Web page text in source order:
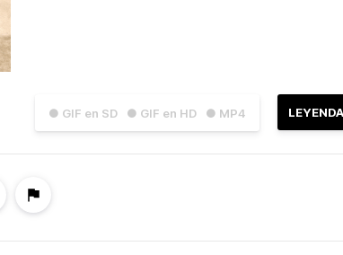
● GIF en SD ● GIF en HD ● MP4 LEYENDA